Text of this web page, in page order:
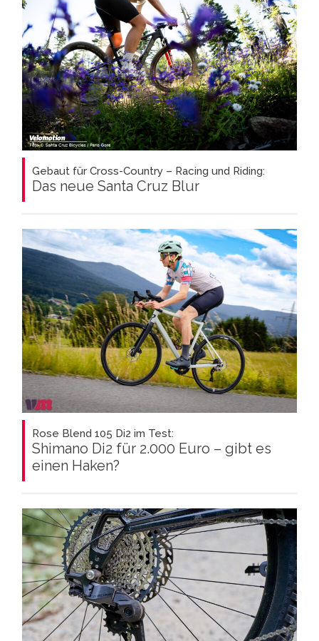
Gebaut für Cross-Country – Racing und Riding:
Das neue Santa Cruz Blur
Rose Blend 105 Di2 im Test:
Shimano Di2 für 2.000 Euro – gibt es
einen Haken?